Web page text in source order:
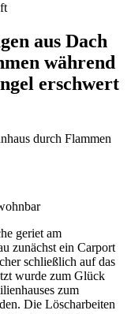
aus Dach
während
erschwert
durch Flammen
geriet am
zunächst ein Carport
schließlich auf das
wurde zum Glück
zum
Die Löscharbeiten